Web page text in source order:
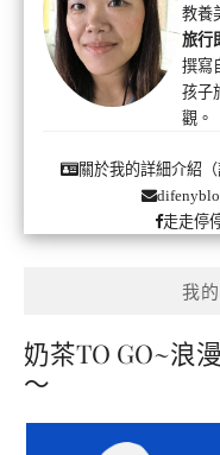
教養
旅行
撰寫
孩子
觀。
關於我的詳細介紹
走走停
我
奶茶TO GO~浪
～